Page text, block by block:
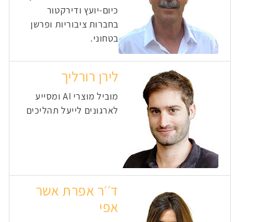
כיום-יועץ ודירקטור
בחברות ציבוריות ופרשן
בטחוני.
לירן רורליך
מוביל מוצרי AI ומסייע
לארגונים לייעל תהליכים
ד׳׳ר אפרת אשר
אפי